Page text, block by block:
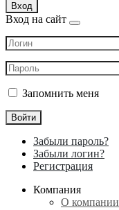
Вход
Вход на сайт
Запомнить меня
Войти
Забыли пароль?
Забыли логин?
Регистрация
Компания
О компании